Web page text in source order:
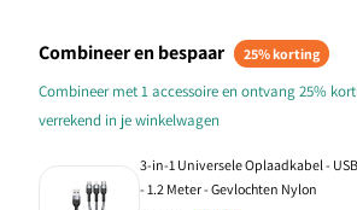
Combineer en bespaar 25% korting
Combineer met 1 accessoire en ontvang 25%
verrekend in je winkelwagen
3-in-1 Universele Oplaadkabel -
- 1.2 Meter - Gevlochten Nylon